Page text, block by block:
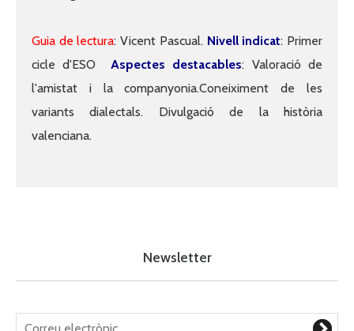
Guia de lectura: Vicent Pascual. Nivell indicat: Primer
cicle d'ESO Aspectes destacables: Valoració de
l'amistat i la companyonia.Coneiximent de les
variants dialectals. Divulgació de la història
valenciana.
Newsletter